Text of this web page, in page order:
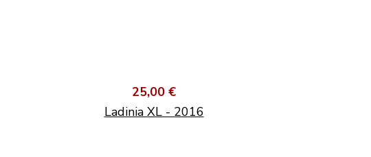
25,00 €
Ladinia XL - 2016